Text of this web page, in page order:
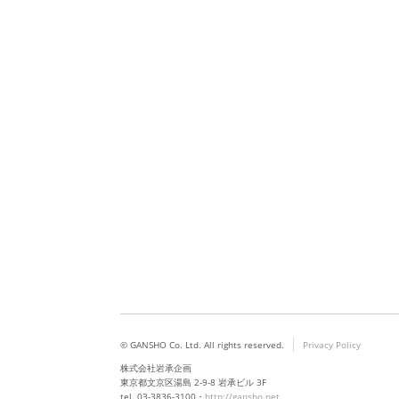
© GANSHO Co. Ltd. All rights reserved.
Privacy Policy
株式会社岩承企画
東京都文京区湯島 2-9-8 岩承ビル 3F
tel. 03-3836-3100・ http://gansho.net